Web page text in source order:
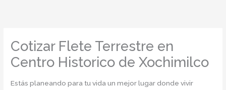
Cotizar Flete Terrestre en
Centro Historico de Xochimilco
Estás planeando para tu vida un mejor lugar donde vivir